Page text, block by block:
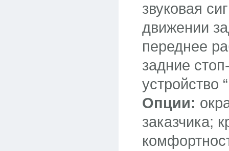
звуковая
движении
переднее
задние
устройство
Опции:
заказчика;